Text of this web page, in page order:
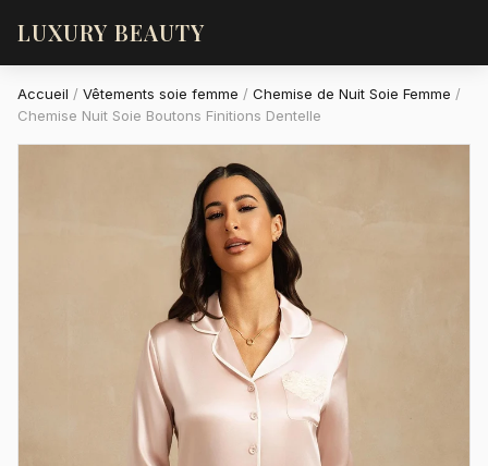
LUXURY BEAUTY
Accueil / Vêtements soie femme / Chemise de Nuit Soie Femme /
Chemise Nuit Soie Boutons Finitions Dentelle